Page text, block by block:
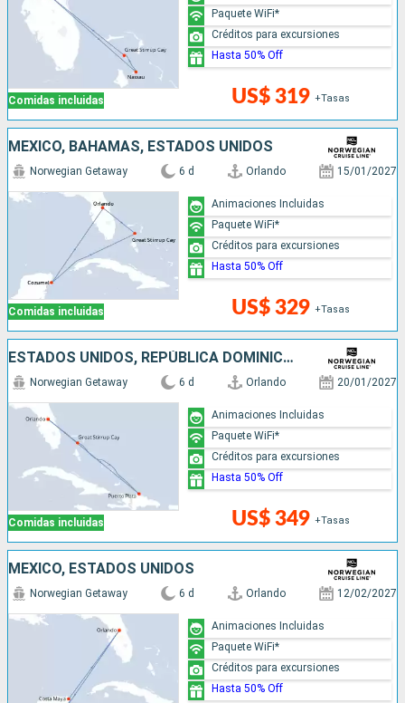
Comidas incluidas US$ 319 +Tasas
Paquete WiFi*
Créditos para excursiones
Hasta 50% Off
MÉXICO, BAHAMAS, ESTADOS UNIDOS
Comidas incluidas
Norwegian Getaway 6 d Orlando 15/01/2027
US$ 329 +Tasas
Animaciones Incluidas
Paquete WiFi*
Créditos para excursiones
Hasta 50% Off
ESTADOS UNIDOS, REPÚBLICA DOMINICANA, BAHAMAS
Comidas incluidas
Norwegian Getaway 6 d Orlando 20/01/2027
US$ 349 +Tasas
Animaciones Incluidas
Paquete WiFi*
Créditos para excursiones
Hasta 50% Off
MÉXICO, ESTADOS UNIDOS
Norwegian Getaway 6 d Orlando 12/02/2027
Animaciones Incluidas
Paquete WiFi*
Créditos para excursiones
Hasta 50% Off